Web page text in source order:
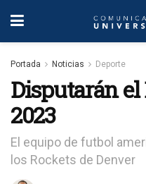
Portada Noticias Deporte
Disputarán
2023
El equipo de futbol
los Rockets de Denver